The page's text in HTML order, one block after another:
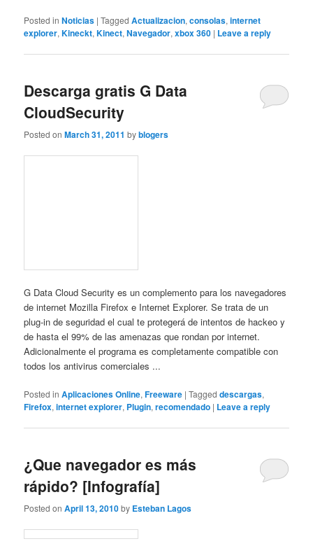
Posted in Noticias |Tagged Actualizacion,consolas,internet
explorer,Kineckt,Kinect,Navegador,xbox 360 | Leave a reply
Descarga gratis G Data
CloudSecurity
Posted onMarch 31, 2011 byblogers
G Data Cloud Security es un complemento para los navegadores
de internet Mozilla Firefox e Internet Explorer. Se trata de un
plug-in de seguridad el cual te protegerá de intentos de hackeo y
de hasta el 99% de las amenazas que rondan por internet.
Adicionalmente el programa es completamente compatible con
todos los antivirus comerciales ...
Posted in Aplicaciones Online,Freeware |Tagged descargas,
Firefox,internet explorer, Plugin,recomendado | Leave a reply
¿Que navegador es más
rápido? [Infografía]
Posted onApril 13, 2010by Esteban Lagos